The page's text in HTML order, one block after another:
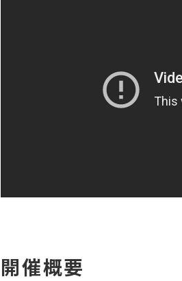
開催概要